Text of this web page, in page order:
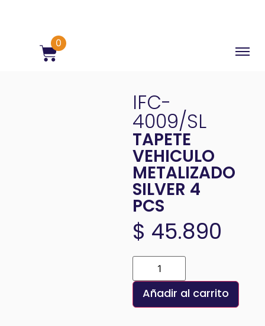
0
IFC-
4009/SL
TAPETE
VEHICULO
METALIZADO
SILVER 4
PCS
$ 45.890
Añadir al carrito